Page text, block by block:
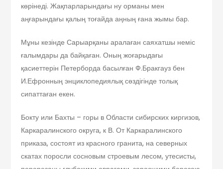
көрінеді. Жақпарларындағы ну орманы мен
аңғарындағы қалың тоғайда аңның ғана жымы бар.
Мұны кезінде Сарыарқаны аралаған саяхатшы неміс
ғалымдары да байқаған. Оның жоғарыдағы
қасиеттерін Петерборда басылған Ф.Бракгауз бен
И.Ефронның энциклопедиялық сөздігінде толық
сипаттаған екен.
Бокту или Бахты – горы в Области сибирских киргизов,
Каркаралинского округа, к В. От Каркаралинского
приказа, состоят из красного гранита, на северных
скатах поросли сосновым строевым лесом, утесисты,